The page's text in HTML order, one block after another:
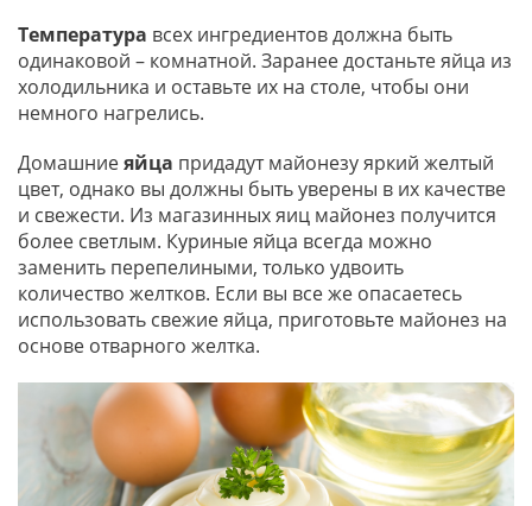
Температура всех ингредиентов должна быть
одинаковой – комнатной. Заранее достаньте яйца из
холодильника и оставьте их на столе, чтобы они
немного нагрелись.
Домашниеяйца придадут майонезу яркий желтый
цвет, однако вы должны быть уверены в их качестве
и свежести. Из магазинных яиц майонез получится
более светлым. Куриные яйца всегда можно
заменить перепелиными, только удвоить
количество желтков. Если вы все же опасаетесь
использовать свежие яйца, приготовьте майонез на
основе отварного желтка.